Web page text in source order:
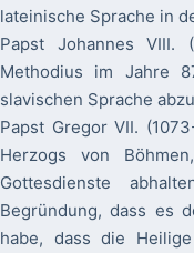
lateinische Sprache in
Papst Johannes VIII.
Methodius im Jahre
slavischen Sprache
Papst Gregor VII.
Herzogs von
Gottesdienste
Begründung, dass es
habe, dass die